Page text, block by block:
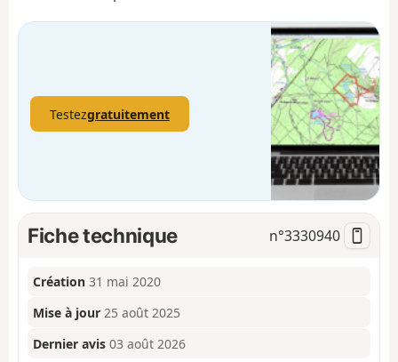
t
i
o
n
Testezgratuitement
Fiche technique n°3330940
Création 31 mai 2020
Mise à jour 25 août 2025
Dernier avis 03 août 2026